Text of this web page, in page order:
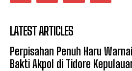
LATEST ARTICLES
Perpisahan Penuh Haru
Bakti Akpol di Tidore